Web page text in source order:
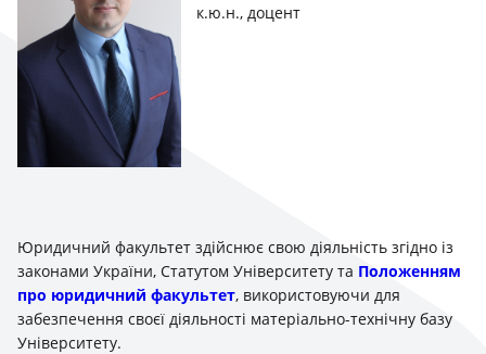
к.ю.н., доцент
Юридичний факультет здійснює свою діяльність згідно із
законами України, Статутом Університету та Положенням
про юридичний факультет, використовуючи для
забезпечення своєї діяльності матеріально-технічну базу
Університету.